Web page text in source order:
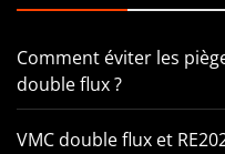
Comment éviter les
double flux ?
VMC double flux et